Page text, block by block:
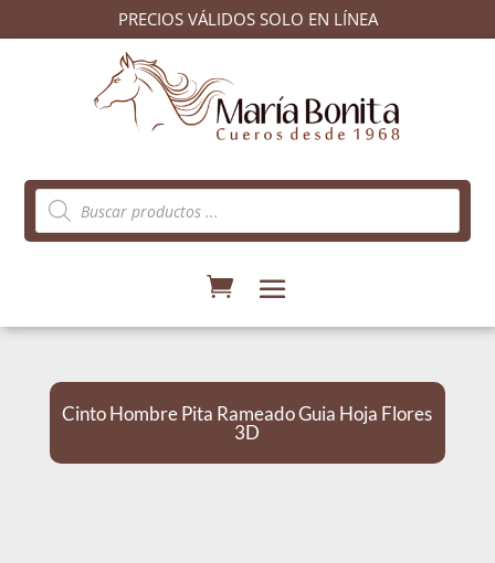
PRECIOS VÁLIDOS SOLO EN LÍNEA
Búsqueda
de
productos
Cinto Hombre Pita Rameado Guia Hoja Flores
3D